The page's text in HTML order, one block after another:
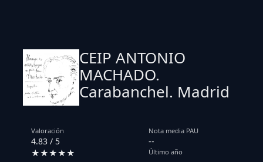
CEIP ANTONIO
MACHADO.
Carabanchel. Madrid
Valoración
4.83 / 5
★★★★★
Nota media PAU
--
Último año